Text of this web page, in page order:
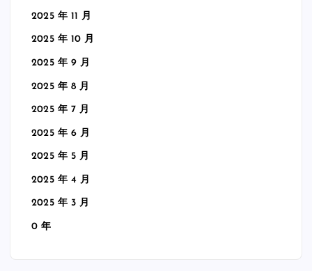
2025 年 11 月
2025 年 10 月
2025 年 9 月
2025 年 8 月
2025 年 7 月
2025 年 6 月
2025 年 5 月
2025 年 4 月
2025 年 3 月
0 年